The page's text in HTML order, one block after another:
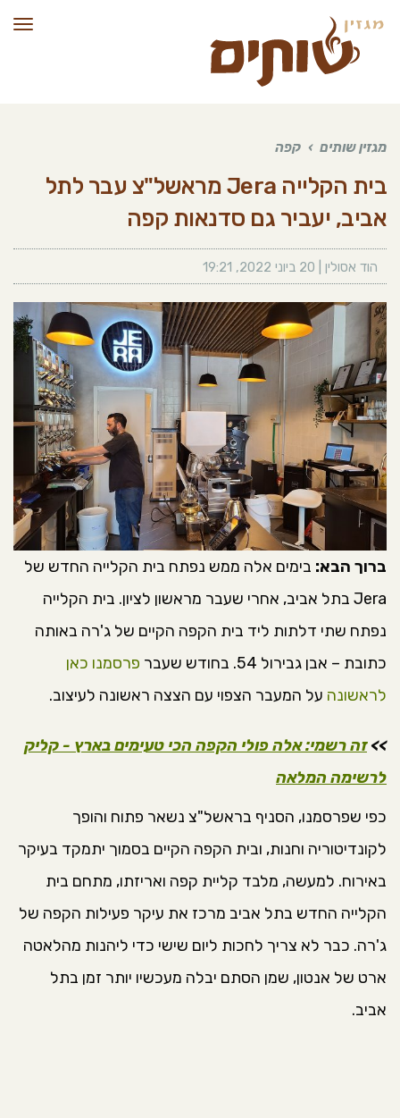
מגזין שותים › קפה
בית הקלייה Jera מראשל"צ עבר לתל
אביב, יעביר גם סדנאות קפה
הוד אסולין 20 ביוני 2022 ,
19:21
ברוך הבא: בימים אלה ממש נפתח בית הקלייה החדש של
Jera בתל אביב, אחרי שעבר מראשון לציון. בית הקלייה
נפתח שתי דלתות ליד בית הקפה הקיים של ג'רה באותה
כתובת – אבן גבירול 54. בחודש שעבר
פרסמנו כאן
לראשונה על המעבר הצפוי עם הצצה ראשונה לעיצוב.
>>זה רשמי: אלה פולי הקפה הכי טעימים בארץ - קליק
לרשימה המלאה
כפי שפרסמנו, הסניף בראשל"צ נשאר פתוח והופך
לקונדיטוריה וחנות, ובית הקפה הקיים בסמוך יתמקד בעיקר
באירוח. למעשה, מלבד קליית קפה ואריזתו, מתחם בית
הקלייה החדש בתל אביב מרכז את עיקר פעילות הקפה של
ג'רה. כבר לא צריך לחכות ליום שישי כדי ליהנות מהלאטה
ארט של אנטון, שמן הסתם יבלה מעכשיו יותר זמן בתל
אביב.